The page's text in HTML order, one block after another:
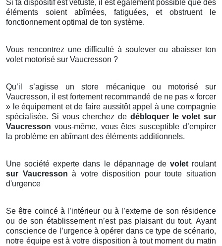
Si ta dispositif est vétuste, il est également possible que des
éléments soient abîmées, fatiguées, et obstruent le
fonctionnement optimal de ton système.
Vous rencontrez une difficulté à soulever ou abaisser ton
volet motorisé sur Vaucresson ?
Qu’il s’agisse un store mécanique ou motorisé sur
Vaucresson, il est fortement recommandé de ne pas « forcer
» le équipement et de faire aussitôt appel à une compagnie
spécialisée. Si vous cherchez de débloquer le volet sur
Vaucresson vous-même, vous êtes susceptible d’empirer
la problème en abîmant des éléments additionnels.
Une société experte dans le dépannage de voletroulant
sur Vaucresson à votre disposition pour toute situation
d'urgence
Se être coincé à l’intérieur ou à l’externe de son résidence
ou de son établissement n’est pas plaisant du tout. Ayant
conscience de l’urgence à opérer dans ce type de scénario,
notre équipe est à votre disposition à tout moment du matin